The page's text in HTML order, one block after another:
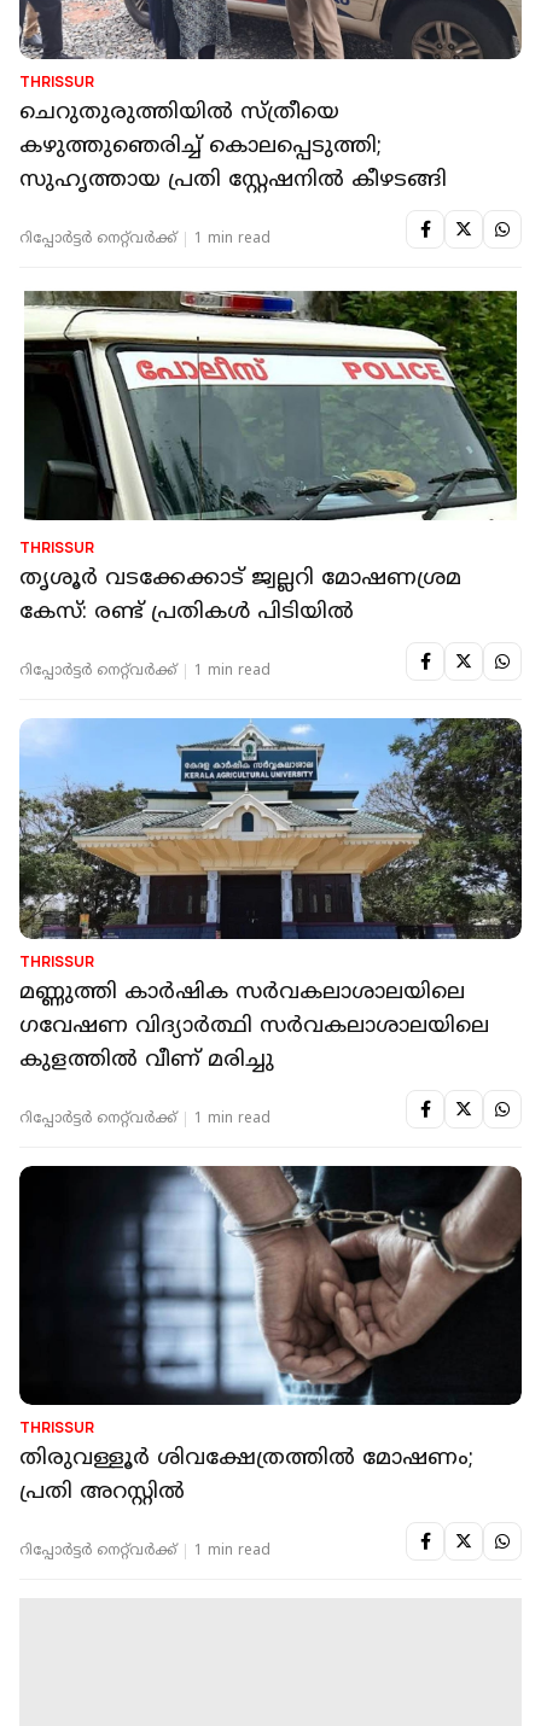
THRISSUR
ചെറുതുരുത്തിയില്‍ സ്ത്രീയെ
കഴുത്തുഞെരിച്ച് കൊലപ്പെടുത്തി;
സുഹൃത്തായ പ്രതി സ്റ്റേഷനില്‍ കീഴടങ്ങി
റിപ്പോർട്ടർ നെറ്റ്‌വര്‍ക്ക്‌ 1 min read
THRISSUR
തൃശൂര്‍ വടക്കേക്കാട് ജ്വല്ലറി മോഷണശ്രമ
കേസ്: രണ്ട് പ്രതികള്‍ പിടിയില്‍
റിപ്പോർട്ടർ നെറ്റ്‌വര്‍ക്ക്‌ 1 min read
THRISSUR
മണ്ണുത്തി കാര്‍ഷിക സര്‍വകലാശാലയിലെ
ഗവേഷണ വിദ്യാര്‍ത്ഥി സര്‍വകലാശാലയിലെ
കുളത്തില്‍ വീണ് മരിച്ചു
റിപ്പോർട്ടർ നെറ്റ്‌വര്‍ക്ക്‌ 1 min read
THRISSUR
തിരുവള്ളൂര്‍ ശിവക്ഷേത്രത്തില്‍ മോഷണം;
പ്രതി അറസ്റ്റില്‍
റിപ്പോർട്ടർ നെറ്റ്‌വര്‍ക്ക്‌ 1 min read